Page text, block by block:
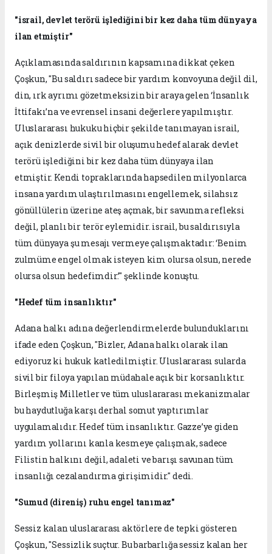
"israil, devlet terörü işlediğini bir kez daha tüm dünyaya
ilan etmiştir"
Açıklamasında saldırının kapsamına dikkat çeken
Çoşkun, "Bu saldırı sadece bir yardım konvoyuna değil dil,
din, ırk ayrımı gözetmeksizin bir araya gelen ‘İnsanlık
İttifakı’na ve evrensel insani değerlere yapılmıştır.
Uluslararası hukuku hiçbir şekilde tanımayan israil,
açık denizlerde sivil bir oluşumu hedef alarak devlet
terörü işlediğini bir kez daha tüm dünyaya ilan
etmiştir. Kendi topraklarında hapsedilen milyonlarca
insana yardım ulaştırılmasını engellemek, silahsız
gönüllülerin üzerine ateş açmak, bir savunma refleksi
değil, planlı bir terör eylemidir. israil, bu saldırısıyla
tüm dünyaya şu mesajı vermeye çalışmaktadır: ‘Benim
zulmüme engel olmak isteyen kim olursa olsun, nerede
olursa olsun hedefimdir.’" şeklinde konuştu.
"Hedef tüm insanlıktır"
Adana halkı adına değerlendirmelerde bulunduklarını
ifade eden Çoşkun, "Bizler, Adana halkı olarak ilan
ediyoruz ki hukuk katledilmiştir. Uluslararası sularda
sivil bir filoya yapılan müdahale açık bir korsanlıktır.
Birleşmiş Milletler ve tüm uluslararası mekanizmalar
bu haydutluğa karşı derhal somut yaptırımlar
uygulamalıdır. Hedef tüm insanlıktır. Gazze’ye giden
yardım yollarını kanla kesmeye çalışmak, sadece
Filistin halkını değil, adaleti ve barışı savunan tüm
insanlığı cezalandırma girişimidir." dedi.
"Sumud (direniş) ruhu engel tanımaz"
Sessiz kalan uluslararası aktörlere de tepki gösteren
Çoşkun, "Sessizlik suçtur. Bu barbarlığa sessiz kalan her